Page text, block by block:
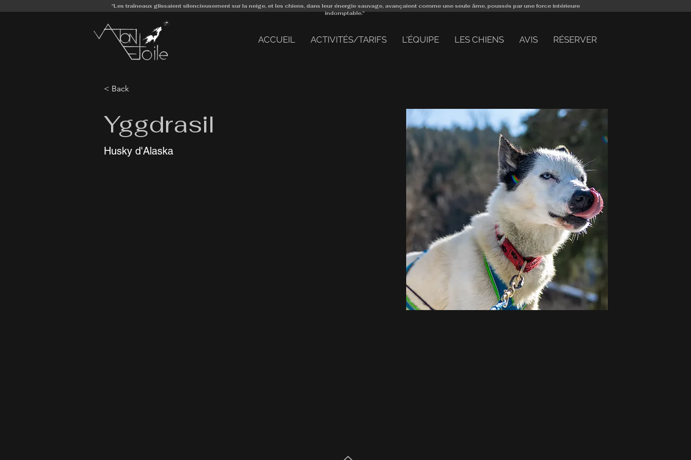
"Les traîneaux glissaient silencieusement sur la neige, et les chiens, dans leur énergie sauvage, avançaient comme une seule âme, poussés par une force intérieure
indomptable."
ACCUEIL ACTIVITÉS/TARIFS L'ÉQUIPE LES CHIENS AVIS RÉSERVER
< Back
Yggdrasil
Husky d'Alaska